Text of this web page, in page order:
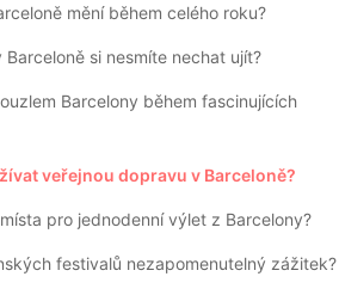
mění během celého roku?
si nesmíte nechat ujít?
Barcelony během fascinujících
veřejnou dopravu v Barceloně?
pro jednodenní výlet z Barcelony?
festivalů nezapomenutelný zážitek?